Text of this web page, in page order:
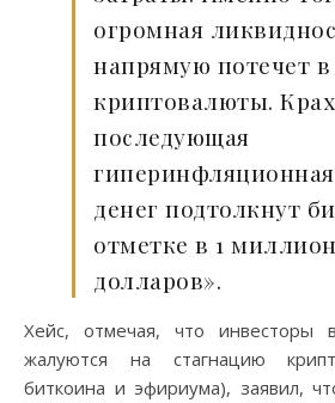
огромная
напрямую потечет в
криптовалюты.
последующая
денег подтолкнут
отметке в 1 миллион
долларов».
Хейс, отмечая, что инвесторы
жалуются на стагнацию
биткоина и эфириума), заявил,